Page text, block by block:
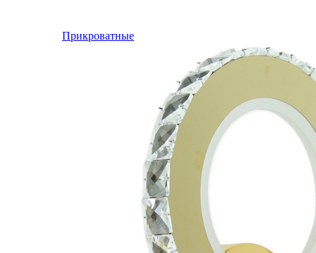
Прикроватные